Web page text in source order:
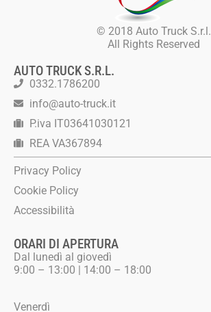
© 2018 Auto Truck S.r.l.
All Rights Reserved
AUTO TRUCK S.R.L.
0332.1786200
info@auto-truck.it
P.iva IT03641030121
REA VA367894
Privacy Policy
Cookie Policy
Accessibilità
ORARI DI APERTURA
Dal lunedì al giovedì
9:00 – 13:00 | 14:00 – 18:00
Venerdì